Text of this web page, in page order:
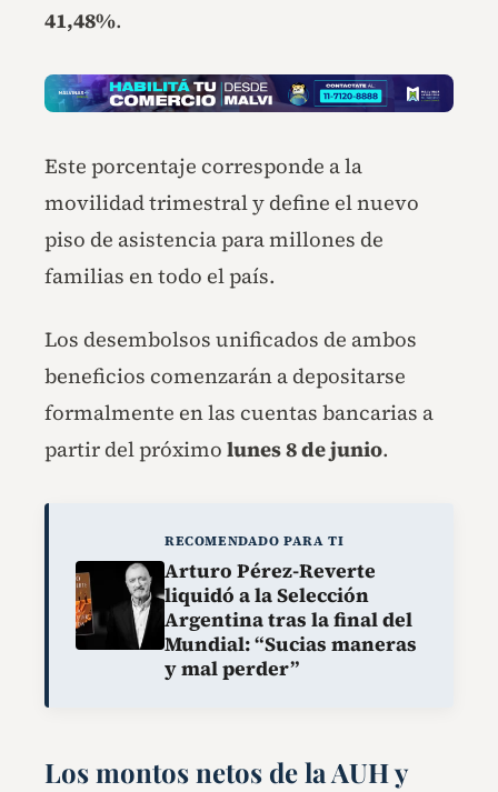
41,48%.
Este porcentaje corresponde a la
movilidad trimestral y define el nuevo
piso de asistencia para millones de
familias en todo el país.
Los desembolsos unificados de ambos
beneficios comenzarán a depositarse
formalmente en las cuentas bancarias a
partir del próximo lunes 8 de junio.
RECOMENDADO PARA TI
Arturo Pérez-Reverte
liquidó a la Selección
Argentina tras la final del
Mundial: “Sucias maneras
y mal perder”
Los montos netos de la AUH y